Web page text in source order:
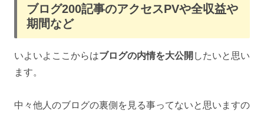
ブログ200記事のアクセスPVや全収益や
期間など
いよいよここからはブログの内情を大公開 したいと思い
ます。
中々他人のブログの裏側を見る事ってないと思いますの